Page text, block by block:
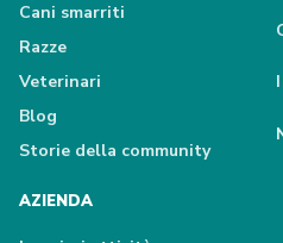
Cani smarriti
Razze
Veterinari
Blog
Storie della community
AZIENDA